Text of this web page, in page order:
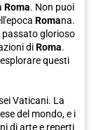
Roma. Non puoi
Romana.
glorioso
diRoma.
questi
Vaticani. La
del mondo, e i
di arte e reperti